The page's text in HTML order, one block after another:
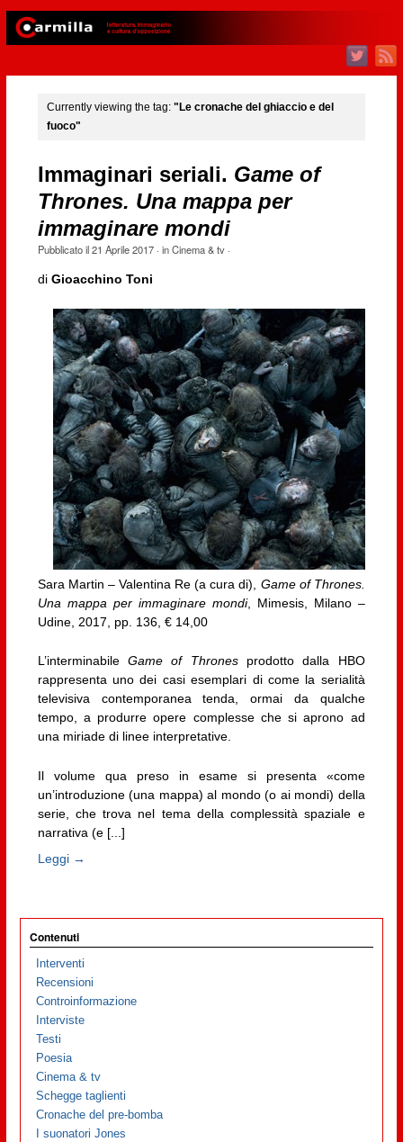
Currently viewing the tag: "Le cronache del ghiaccio e del
fuoco"
Immaginari seriali. Game of
Thrones. Una mappa per
immaginare mondi
Pubblicato il21 Aprile 2017· inCinema & tv·
di Gioacchino Toni
Sara Martin – Valentina Re (a cura di),
Game of Thrones.
Una mappa per immaginare mondi, Mimesis, Milano –
Udine, 2017, pp. 136, € 14,00
L’interminabileGame of Thronesprodotto dalla HBO
rappresenta uno dei casi esemplari di come la serialità
televisiva contemporanea tenda, ormai da qualche
tempo, a produrre opere complesse che si aprono ad
una miriade di linee interpretative.
Il volume qua preso in esame si presenta «come
un’introduzione (una mappa) al mondo (o ai mondi) della
serie, che trova nel tema della complessità spaziale e
narrativa (e [...]
Leggi →
Contenuti
Interventi
Recensioni
Controinformazione
Interviste
Testi
Poesia
Cinema & tv
Schegge taglienti
Cronache del pre-bomba
I suonatori Jones